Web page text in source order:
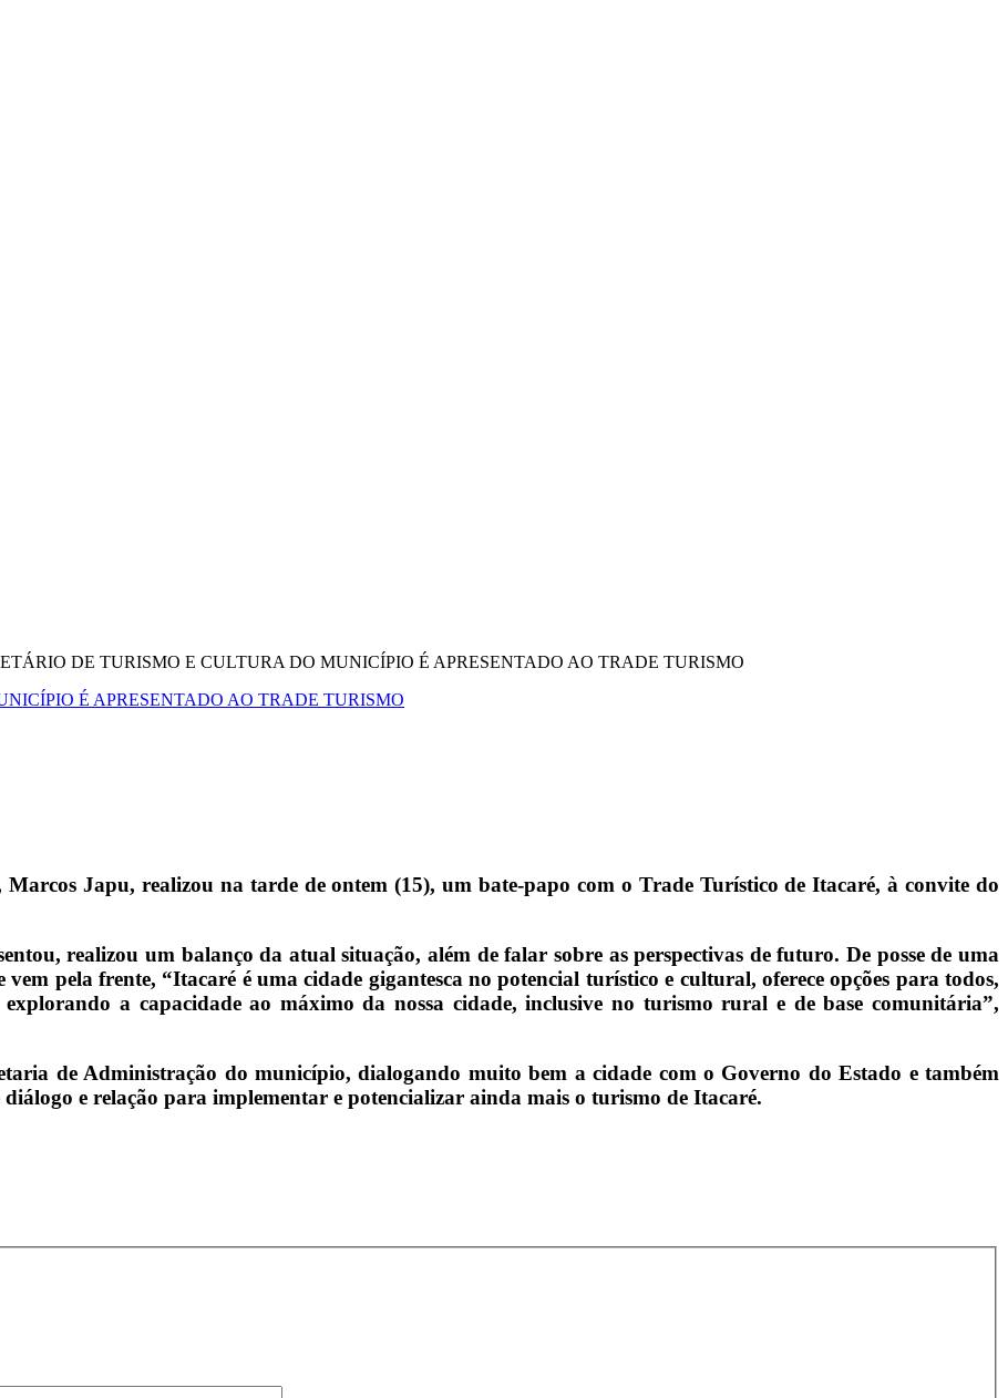
DE TURISMO E CULTURA DO MUNICÍPIO É APRESENTADO AO TRADE TURISMO
É APRESENTADO AO TRADE TURISMO
Japu, realizou na tarde de ontem (15), um bate-papo com o Trade Turístico de Itacaré, à convite do
realizou um balanço da atual situação, além de falar sobre as perspectivas de futuro. De posse de uma
pela frente, “Itacaré é uma cidade gigantesca no potencial turístico e cultural, oferece opções para todos,
a capacidade ao máximo da nossa cidade, inclusive no turismo rural e de base comunitária”,
de Administração do município, dialogando muito bem a cidade com o Governo do Estado e também
diálogo e relação para implementar e potencializar ainda mais o turismo de Itacaré.